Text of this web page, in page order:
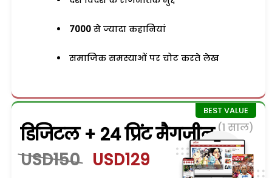
7000 से ज्यादा कहानियां
समाजिक समस्याओं पर चोट करते लेख
डिजिटल + 24 प्रिंट मैगजीन (1 साल)
USD150 USD129